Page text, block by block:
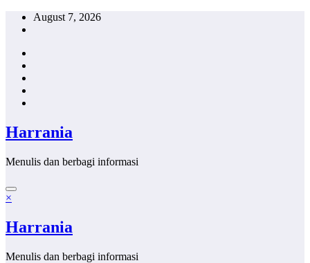
Skip
August 7, 2026
Harrania
Menulis dan berbagi informasi
×
Harrania
Menulis dan berbagi informasi